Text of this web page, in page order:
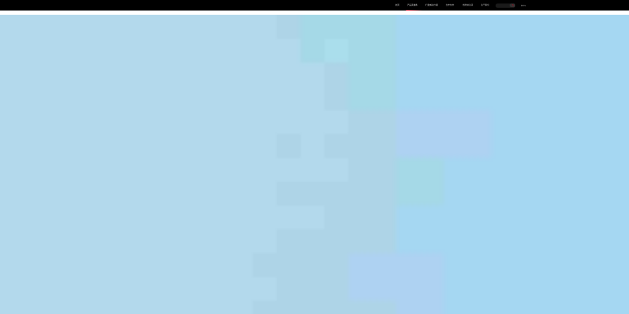
首页 产品及服务 行业解决方案 合作伙伴 投资者关系 关于我们 中EN